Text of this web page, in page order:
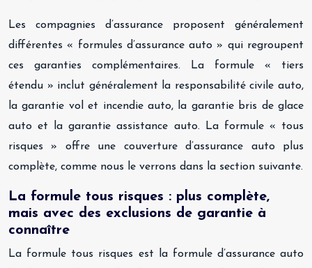
Les compagnies d’assurance proposent généralement
différentes « formules d’assurance auto » qui regroupent
ces garanties complémentaires. La formule « tiers
étendu » inclut généralement la responsabilité civile auto,
la garantie vol et incendie auto, la garantie bris de glace
auto et la garantie assistance auto. La formule « tous
risques » offre une couverture d’assurance auto plus
complète, comme nous le verrons dans la section suivante.
La formule tous risques : plus complète,
mais avec des exclusions de garantie à
connaître
La formule tous risques est la formule d’assurance auto